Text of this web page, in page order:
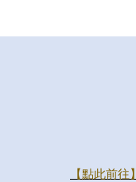
【點此前往】